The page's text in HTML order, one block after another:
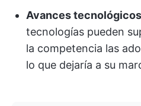
Avances
tecnologías pueden
la competencia las
lo que dejaría a su